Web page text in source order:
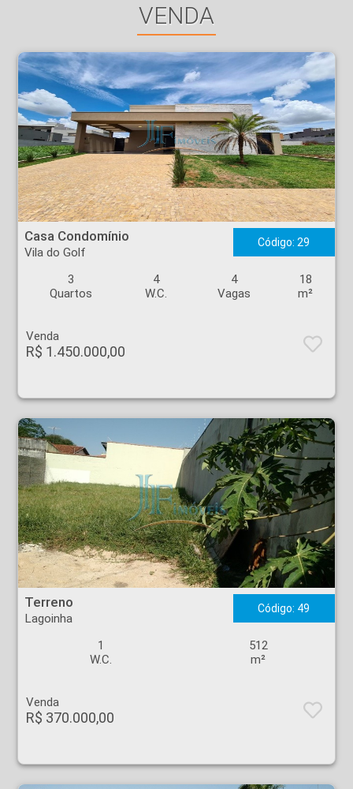
VENDA
Casa Condomínio - Vila do Golf - Ribeirão Preto
Casa Condomínio
Vila do Golf
Código: 29
3
Quartos
4
W.C.
4
Vagas
18
m²
Venda
R$ 1.450.000,00
Terreno - Lagoinha - Ribeirão Preto
Terreno
Lagoinha
Código: 49
1
W.C.
512
m²
Venda
R$ 370.000,00